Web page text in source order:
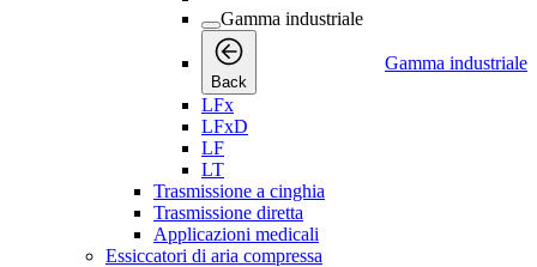
Gamma industriale
Back
Gamma industriale
LFx
LFxD
LF
LT
Trasmissione a cinghia
Trasmissione diretta
Applicazioni medicali
Essiccatori di aria compressa